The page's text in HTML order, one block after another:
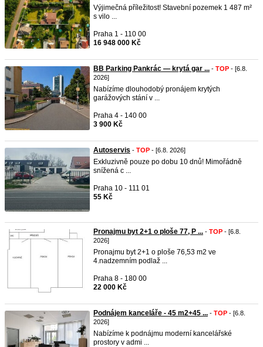
Výjimečná příležitost! Stavební pozemek 1 487 m²
s vilo ...
Praha 1 - 110 00
16 948 000 Kč
BB Parking Pankrác — krytá gar ... - TOP - [6.8.
2026]
Nabízíme dlouhodobý pronájem krytých
garážových stání v ...
Praha 4 - 140 00
3 900 Kč
Autoservis - TOP - [6.8. 2026]
Exkluzivně pouze po dobu 10 dnů! Mimořádně
snížená c ...
Praha 10 - 111 01
55 Kč
Pronajmu byt 2+1 o ploše 77, P ... - TOP - [6.8.
2026]
Pronajmu byt 2+1 o ploše 76,53 m2 ve
4.nadzemním podlaž ...
Praha 8 - 180 00
22 000 Kč
Podnájem kanceláře - 45 m2+45 ... - TOP - [6.8.
2026]
Nabízíme k podnájmu moderní kancelářské
prostory v admi ...